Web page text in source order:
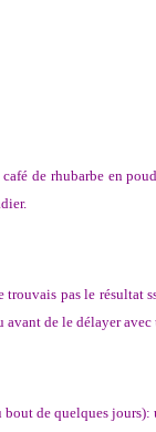
de rhubarbe en
trouvais pas le résultat
avant de le délayer avec
bout de quelques